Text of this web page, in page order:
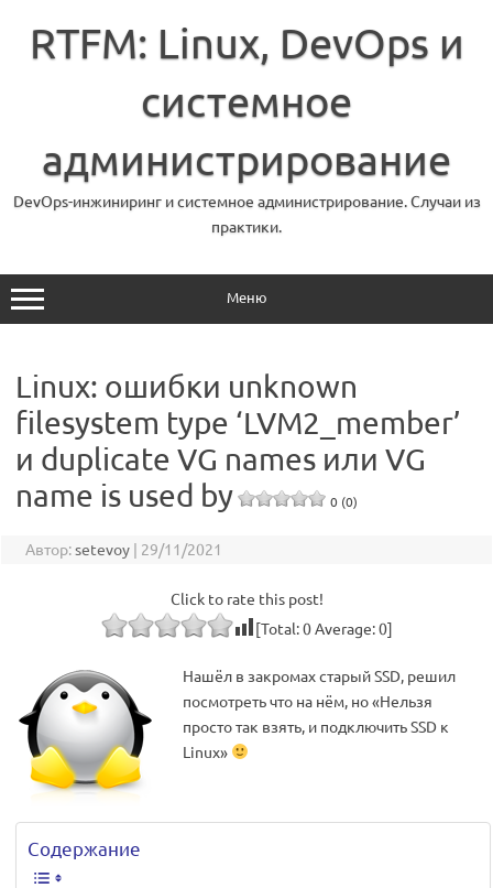
содержимому
RTFM: Linux, DevOps и
системное
администрирование
DevOps-инжиниринг и системное администрирование. Случаи из
практики.
Меню
Linux: ошибки unknown
filesystem type ‘LVM2_member’
и duplicate VG names или VG
name is used by
0 (0)
Автор:setevoy | 29/11/2021
Click to rate this post!
[Total:0Average:0]
Нашёл в закромах старый SSD, решил
посмотреть что на нём, но «Нельзя
просто так взять, и подключить SSD к
Linux»
Содержание